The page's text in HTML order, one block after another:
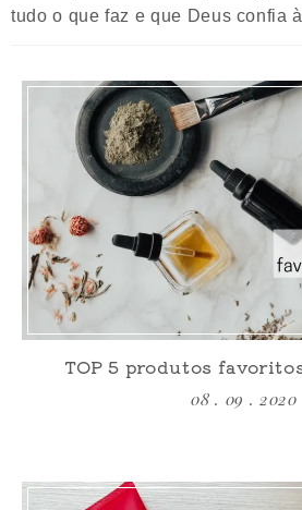
tudo o que faz e que Deus confia
TOP 5 produtos
08 . 09 . 2020